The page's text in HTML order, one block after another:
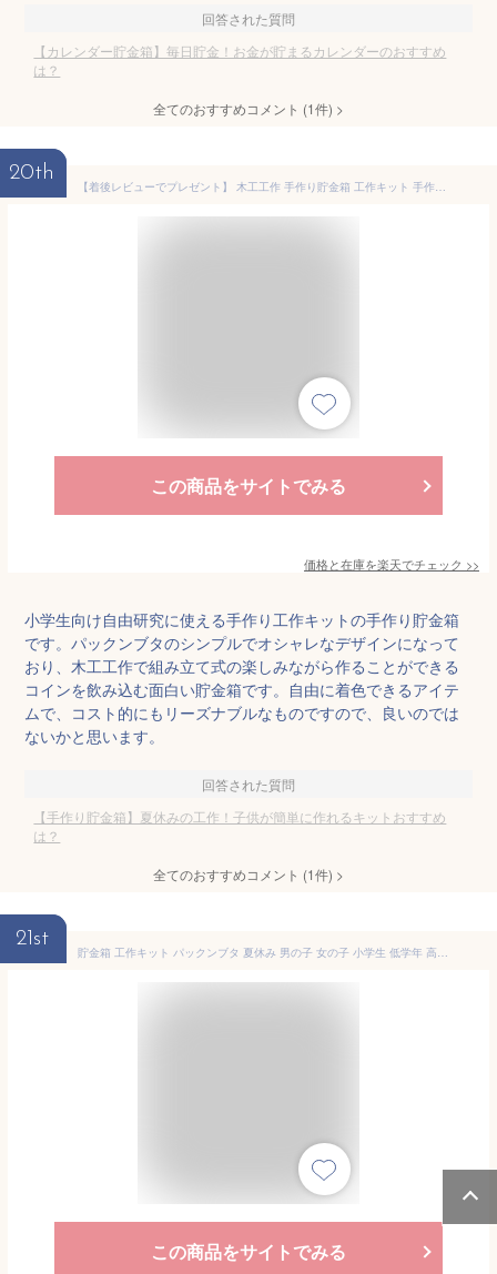
回答された質問
【カレンダー貯金箱】毎日貯金！お金が貯まるカレンダーのおすすめ
は？
全てのおすすめコメント (1件) >
20th
【着後レビューでプレゼント】 木工工作 手作り貯金箱 工作キット 手作りキット 木工工作 宿題 自由研究 図画工作 貯金箱 ブタ 色付け 色塗り 組立キット 組立 説明書付 初級向け 小学生 自由工作 【▲】/木工工作パックンブタの貯金箱
この商品をサイトでみる
価格と在庫を楽天でチェック >>
小学生向け自由研究に使える手作り工作キットの手作り貯金箱
です。パックンブタのシンプルでオシャレなデザインになって
おり、木工工作で組み立て式の楽しみながら作ることができる
コインを飲み込む面白い貯金箱です。自由に着色できるアイテ
ムで、コスト的にもリーズナブルなものですので、良いのでは
ないかと思います。
回答された質問
【手作り貯金箱】夏休みの工作！子供が簡単に作れるキットおすすめ
は？
全てのおすすめコメント (1件) >
21st
貯金箱 工作キット パックンブタ 夏休み 男の子 女の子 小学生 低学年 高学年 子供 幼児 大人
この商品をサイトでみる